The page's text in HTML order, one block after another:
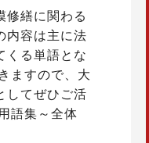
修繕に関わる
内容は主に法
くる単語とな
ますので、大
してぜひご活
語集～全体